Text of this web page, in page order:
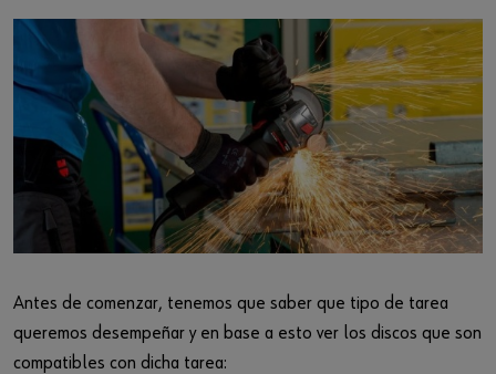
Antes de comenzar, tenemos que saber que tipo de tarea
queremos desempeñar y en base a esto ver los discos que son
compatibles con dicha tarea: